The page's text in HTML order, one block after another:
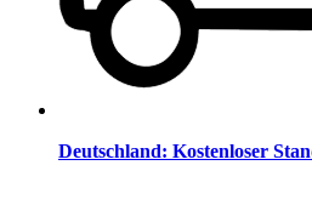
Deutschland: Kostenloser